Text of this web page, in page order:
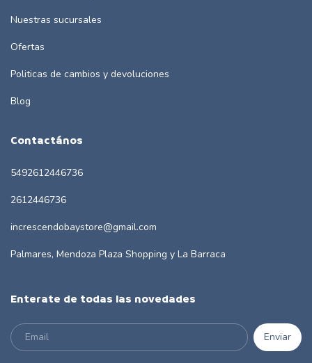
Nuestras sucursales
Ofertas
Politicas de cambios y devoluciones
Blog
Contactános
5492612446736
2612446736
increscendobaystore@gmail.com
Palmares, Mendoza Plaza Shopping y La Barraca
Enterate de todas las novedades